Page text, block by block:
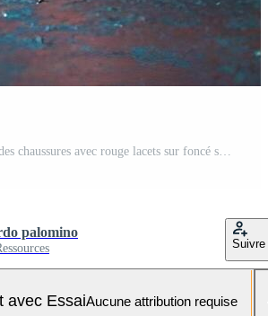
paire de gris Toile des chaussures avec rouge lacets sur foncé sol Photo Pro
palomino
Suivre
avec EssaiAucune attribution requise